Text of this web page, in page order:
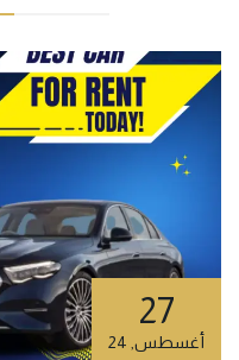
27
أغسطس,